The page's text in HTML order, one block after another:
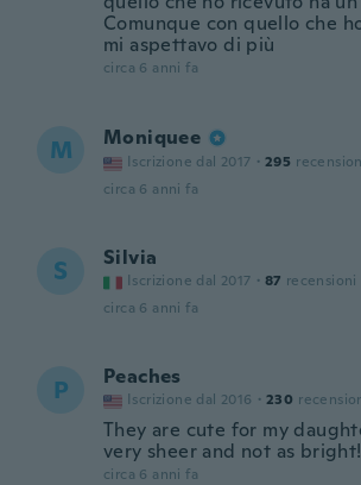
Comunque con quello che
mi aspettavo di più
circa 6 anni fa
M Moniquee
Iscrizione dal 2017 · 295
circa 6 anni fa
S Silvia
Iscrizione dal 2017 · 87 recensioni
circa 6 anni fa
P Peaches
Iscrizione dal 2016 · 230
They are cute for my
very sheer and not as
circa 6 anni fa